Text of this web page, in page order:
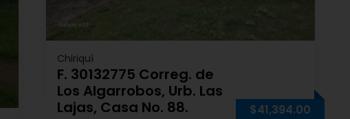
Chiriquí
F. 30132775 Correg. de
Los Algarrobos, Urb. Las
Lajas, Casa No. 88.
$41,394.00